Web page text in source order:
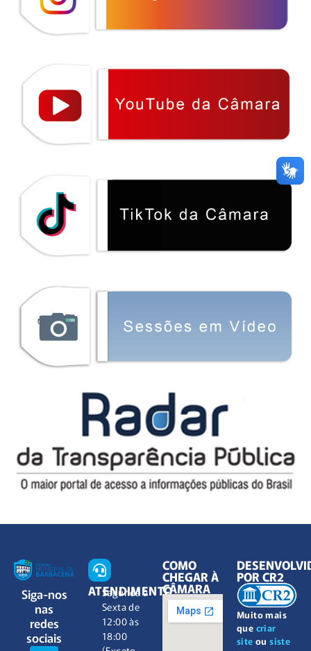
Siga-nos
nas
redes
sociais
ATENDIMENTO
Segunda à
Sexta de
12:00 às
18:00
COMO
CHEGAR À
CÂMARA
Muito mais
que criar
site ousiste
POR CR2